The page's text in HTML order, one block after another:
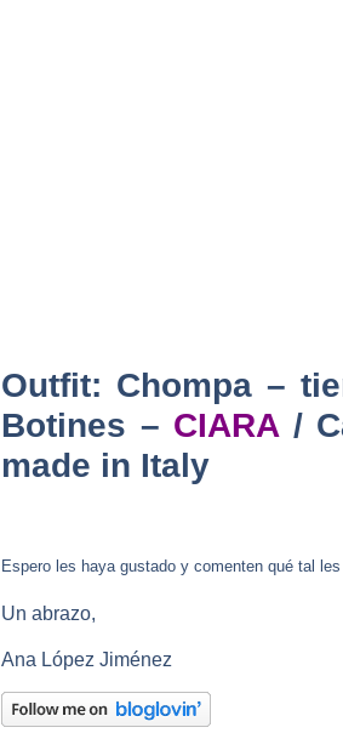
Outfit: Chompa –
Botines – CIARA /
made in Italy
Espero les haya gustado y comenten qué tal
Un abrazo,
Ana López Jiménez